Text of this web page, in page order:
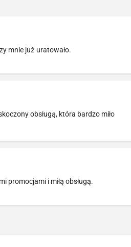
mnie już uratowało.
obsługą, która bardzo miło
promocjami i miłą obsługą.